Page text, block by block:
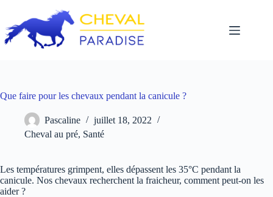
contenu
Que faire pour les chevaux pendant la canicule ?
Pascaline
juillet 18, 2022
Cheval au pré, Santé
Les températures grimpent, elles dépassent les 35°C pendant la
canicule. Nos chevaux recherchent la fraicheur, comment peut-on les
aider ?